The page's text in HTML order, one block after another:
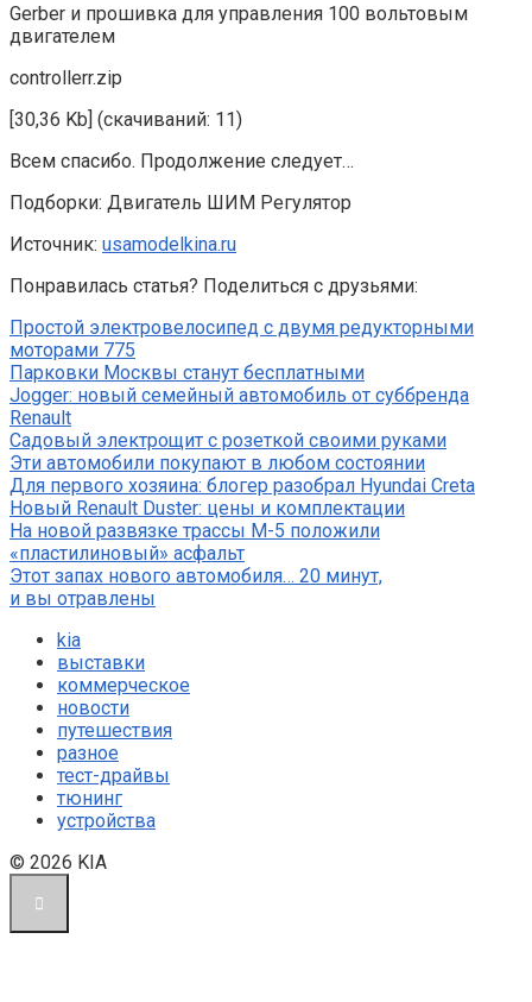
Gerber и прошивка для управления 100 вольтовым
двигателем
controllerr.zip
[30,36 Kb] (скачиваний: 11)
Всем спасибо. Продолжение следует…
Подборки: Двигатель ШИМ Регулятор
Источник: usamodelkina.ru
Понравилась статья? Поделиться с друзьями:
Простой электровелосипед с двумя редукторными
моторами 775
Парковки Москвы станут бесплатными
Jogger: новый семейный автомобиль от суббренда
Renault
Садовый электрощит с розеткой своими руками
Эти автомобили покупают в любом состоянии
Для первого хозяина: блогер разобрал Hyundai Creta
Новый Renault Duster: цены и комплектации
На новой развязке трассы М-5 положили
«пластилиновый» асфальт
Этот запах нового автомобиля… 20 минут,
и вы отравлены
kia
выставки
коммерческое
новости
путешествия
разное
тест-драйвы
тюнинг
устройства
© 2026 KIA